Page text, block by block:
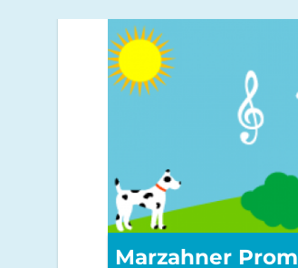
Marzahner